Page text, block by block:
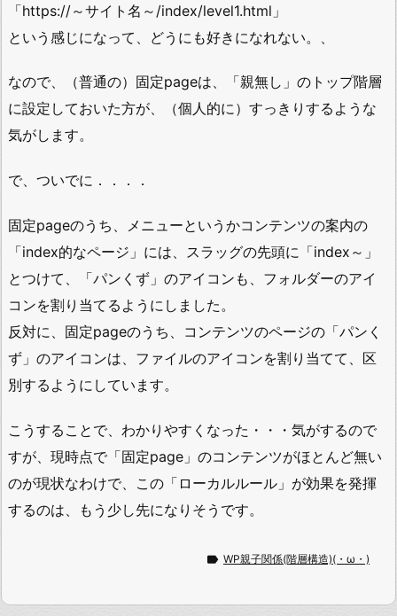
「https://～サイト名～/index/level1.html」
という感じになって、どうにも好きになれない。、
なので、（普通の）固定pageは、「親無し」のトップ階層
に設定しておいた方が、（個人的に）すっきりするような
気がします。
で、ついでに．．．．
固定pageのうち、メニューというかコンテンツの案内の
「index的なページ」には、スラッグの先頭に「index～」
とつけて、「パンくず」のアイコンも、フォルダーのアイ
コンを割り当てるようにしました。
反対に、固定pageのうち、コンテンツのページの「パンく
ず」のアイコンは、ファイルのアイコンを割り当てて、区
別するようにしています。
こうすることで、わかりやすくなった・・・気がするので
すが、現時点で「固定page」のコンテンツがほとんど無い
のが現状なわけで、この「ローカルルール」が効果を発揮
するのは、もう少し先になりそうです。
 WP親子関係(階層構造)(・ω・)